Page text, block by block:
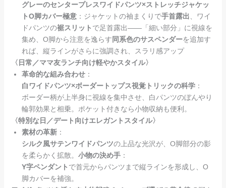
グレーのセンタープレスワイドパンツ×ストレッチジャケッ
トO脚カバー極意：ジャケットの袖まくりで手首露出 、ワイ
ドパンツの裾スリット で足首露出——「細い部分」に視線を
集め、O脚から注意を逸らす 同系色のサスペンダーを追加す
れば、縦ラインがさらに強調され、スラリ感アップ
〈日常／ママ友ランチ向け軽やかスタイル〉
革命的な組み合わせ：
白ワイドパンツ×ボーダートップス視覚トリックの科学：
ボーダー柄が上半身に視線を集中させ、白パンツのぼんやり
輪郭効果と相乗。ポケット付きなら小物収納も便利。
〈特別な日／デート向けエレガントスタイル〉
素材の革新：
シルク風サテンワイドパンツの上品な光沢が、O脚部分の影
を柔らかく拡散。 小物の決め手：
Y字ペンダント で首元からパンツまで縦ラインを形成し、O
脚カバーを補強。